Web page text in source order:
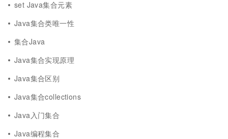
set Java集合元素
Java集合类唯一性
集合Java
Java集合实现原理
Java集合区别
Java集合collections
Java入门集合
Java编程集合